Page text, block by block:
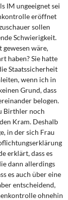
IM ungeeignet sei
eröffnet
sollen
Schwierigkeit.
wäre,
haben? Sie hatte
Staatssicherheit
wenn ich in
Grund, dass
belogen.
Birthler noch
Kram. Deshalb
in der sich Frau
erklärt, dass es
dann allerdings
es auch über eine
entscheidend,
ohnehin